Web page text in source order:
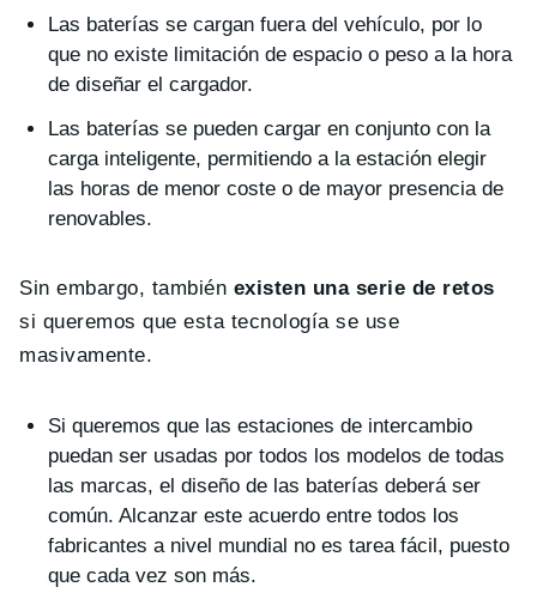
Las baterías se cargan fuera del vehículo, por lo
que no existe limitación de espacio o peso a la hora
de diseñar el cargador.
Las baterías se pueden cargar en conjunto con la
carga inteligente, permitiendo a la estación elegir
las horas de menor coste o de mayor presencia de
renovables.
Sin embargo, también existen una serie de retos
si queremos que esta tecnología se use
masivamente.
Si queremos que las estaciones de intercambio
puedan ser usadas por todos los modelos de todas
las marcas, el diseño de las baterías deberá ser
común. Alcanzar este acuerdo entre todos los
fabricantes a nivel mundial no es tarea fácil, puesto
que cada vez son más.